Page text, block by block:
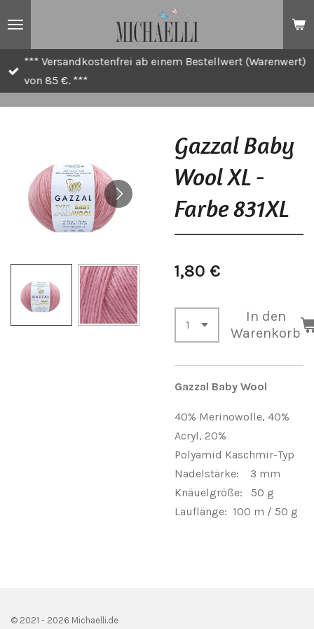
*** Versandkostenfrei ab einem Bestellwert (Warenwert)
von 85 €. ***
Gazzal Baby
Wool XL -
Farbe 831XL
1,80 €
In den
Warenkorb
Gazzal Baby Wool
40% Merinowolle, 40%
Acryl, 20%
Polyamid Kaschmir-Typ
Nadelstärke: 3 mm
Knäuelgröße: 50 g
Lauflänge: 100 m / 50 g
© 2021 - 2026 Michaelli.de